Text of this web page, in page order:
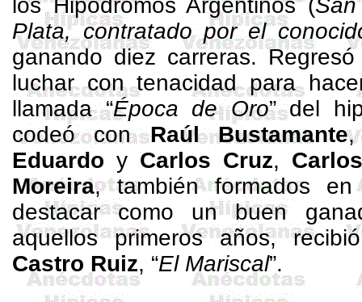
los Hipódromos Argentinos (
Plata, contratado por el
ganando diez carreras.
luchar con tenacidad para
llamada “Época de Oro” del
codeó conRaúl Bustamante
Eduardo y Carlos Cruz,
Moreira, también formados
destacar como un buen
aquellos primeros años,
Castro Ruiz, “El Mariscal”.